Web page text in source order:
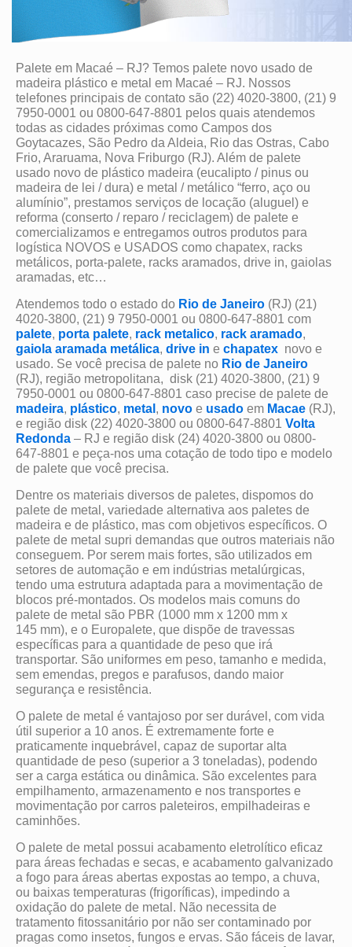
Palete em Macaé – RJ? Temos palete novo usado de
madeira plástico e metal em Macaé – RJ. Nossos
telefones principais de contato são (22) 4020-3800, (21) 9
7950-0001 ou 0800-647-8801 pelos quais atendemos
todas as cidades próximas como Campos dos
Goytacazes, São Pedro da Aldeia, Rio das Ostras, Cabo
Frio, Araruama, Nova Friburgo (RJ). Além de palete
usado novo de plástico madeira (eucalipto / pinus ou
madeira de lei / dura) e metal / metálico “ferro, aço ou
alumínio”, prestamos serviços de locação (aluguel) e
reforma (conserto / reparo / reciclagem) de palete e
comercializamos e entregamos outros produtos para
logística NOVOS e USADOS como chapatex, racks
metálicos, porta-palete, racks aramados, drive in, gaiolas
aramadas, etc…
Atendemos todo o estado do Rio de Janeiro (RJ) (21)
4020-3800, (21) 9 7950-0001 ou 0800-647-8801 com
palete, porta palete, rack metalico, rack aramado,
gaiola aramada metálica, drive in e chapatex novo e
usado. Se você precisa de palete no Rio de Janeiro
(RJ), região metropolitana, disk (21) 4020-3800, (21) 9
7950-0001 ou 0800-647-8801 caso precise de palete de
madeira, plástico, metal , novo e usado em Macae (RJ),
e região disk (22) 4020-3800 ou 0800-647-8801 Volta
Redonda – RJ e região disk (24) 4020-3800 ou 0800-
647-8801 e peça-nos uma cotação de todo tipo e modelo
de palete que você precisa.
Dentre os materiais diversos de paletes, dispomos do
palete de metal, variedade alternativa aos paletes de
madeira e de plástico, mas com objetivos específicos. O
palete de metal supri demandas que outros materiais não
conseguem. Por serem mais fortes, são utilizados em
setores de automação e em indústrias metalúrgicas,
tendo uma estrutura adaptada para a movimentação de
blocos pré-montados. Os modelos mais comuns do
palete de metal são PBR (1000 mm x 1200 mm x
145 mm), e o Europalete, que dispõe de travessas
específicas para a quantidade de peso que irá
transportar. São uniformes em peso, tamanho e medida,
sem emendas, pregos e parafusos, dando maior
segurança e resistência.
O palete de metal é vantajoso por ser durável, com vida
útil superior a 10 anos. É extremamente forte e
praticamente inquebrável, capaz de suportar alta
quantidade de peso (superior a 3 toneladas), podendo
ser a carga estática ou dinâmica. São excelentes para
empilhamento, armazenamento e nos transportes e
movimentação por carros paleteiros, empilhadeiras e
caminhões.
O palete de metal possui acabamento eletrolítico eficaz
para áreas fechadas e secas, e acabamento galvanizado
a fogo para áreas abertas expostas ao tempo, a chuva,
ou baixas temperaturas (frigoríficas), impedindo a
oxidação do palete de metal. Não necessita de
tratamento fitossanitário por não ser contaminado por
pragas como insetos, fungos e ervas. São fáceis de lavar,